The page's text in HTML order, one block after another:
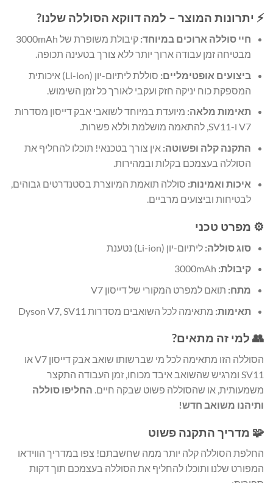
⚡ יתרונות המוצר – למה דווקא הסוללה שלנו?
חיי סוללה ארוכים במיוחד:
קיבולת משופרת של 3000mAh
מבטיחה זמן עבודה ארוך יותר ללא צורך בטעינה תכופה.
ביצועים אופטימליים:
סוללת ליתיום-יון (Li-ion) איכותית
המספקת כוח יניקה חזק ועקבי לאורך כל זמן השימוש.
תאימות מלאה: מיועדת במיוחד לשואבי אבק דייסון מסדרות
V7 ו-SV11, להתאמה מושלמת וללא פשרות.
התקנה קלה ופשוטה: אין צורך בטכנאי! תוכלו להחליף את
הסוללה בעצמכם בקלות ובמהירות.
איכות ואמינות: סוללה תואמת המיוצרת בסטנדרטים גבוהים,
לבטיחות וביצועים מרביים.
⚙️ מפרט טכני
סוג סוללה: ליתיום-יון (Li-ion) נטענת
קיבולת:
מתח: תואם למפרט המקורי של דייסון V7
תאימות: מתאימה לכל השואבים מסדרות Dyson V7, SV11
👥 למי זה מתאים?
הסוללה הזו מתאימה לכל מי שברשותו שואב אבק דייסון V7 או
SV11 ומרגיש שהשואב איבד מכוחו, זמן העבודה התקצר
משמעותית, או שהסוללה פשוט שבקה חיים. החליפו סוללה
ותיהנו משואב חדש!
🧩 מדריך התקנה פשוט
החלפת הסוללה קלה יותר ממה שחשבתם! צפו במדריך הווידאו
המפורט שלנו ותוכלו להחליף את הסוללה בעצמכם תוך דקות